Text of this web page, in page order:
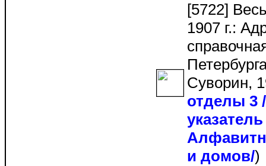
[5722]
1907 г.:
Суворин,
отделы 3
и домов/